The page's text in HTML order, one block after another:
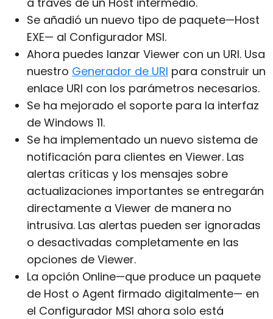
Se añadió un nuevo tipo de paquete—Host
EXE— al Configurador MSI.
Ahora puedes lanzar Viewer con un URI. Usa
nuestro Generador de URI para construir un
enlace URI con los parámetros necesarios.
Se ha mejorado el soporte para la interfaz
de Windows 11.
Se ha implementado un nuevo sistema de
notificación para clientes en Viewer. Las
alertas críticas y los mensajes sobre
actualizaciones importantes se entregarán
directamente a Viewer de manera no
intrusiva. Las alertas pueden ser ignoradas
o desactivadas completamente en las
opciones de Viewer.
La opción Online—que produce un paquete
de Host o Agent firmado digitalmente— en
el Configurador MSI ahora solo está